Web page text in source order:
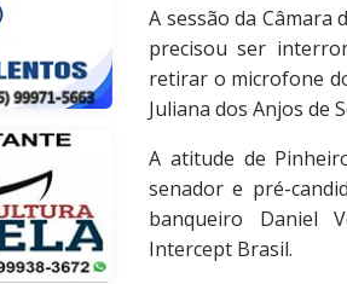
A sessão da Câmara
precisou ser
retirar o microfone
Juliana dos Anjos de
A atitude de
senador e pré-
banqueiro Daniel
Intercept Brasil.